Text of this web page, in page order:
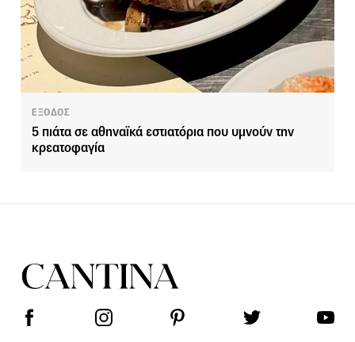
ΕΞΟΔΟΣ
5 πιάτα σε αθηναϊκά εστιατόρια που υμνούν την
κρεατοφαγία